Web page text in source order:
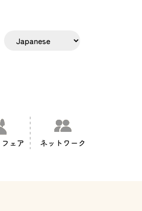
ェア ネットワーク